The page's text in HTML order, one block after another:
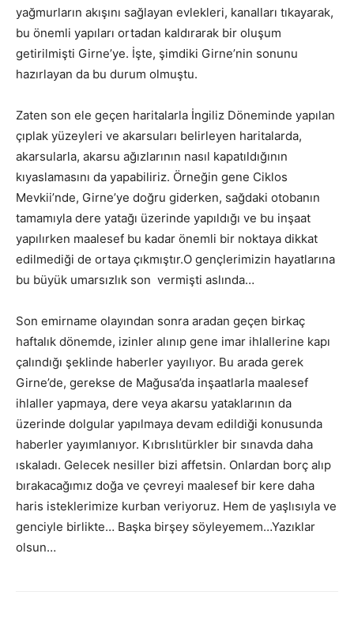
yağmurların akışını sağlayan evlekleri, kanalları tıkayarak,
bu önemli yapıları ortadan kaldırarak bir oluşum
getirilmişti Girne’ye. İşte, şimdiki Girne’nin sonunu
hazırlayan da bu durum olmuştu.
Zaten son ele geçen haritalarla İngiliz Döneminde yapılan
çıplak yüzeyleri ve akarsuları belirleyen haritalarda,
akarsularla, akarsu ağızlarının nasıl kapatıldığının
kıyaslamasını da yapabiliriz. Örneğin gene Ciklos
Mevkii’nde, Girne’ye doğru giderken, sağdaki otobanın
tamamıyla dere yatağı üzerinde yapıldığı ve bu inşaat
yapılırken maalesef bu kadar önemli bir noktaya dikkat
edilmediği de ortaya çıkmıştır.O gençlerimizin hayatlarına
bu büyük umarsızlık son vermişti aslında…
Son emirname olayından sonra aradan geçen birkaç
haftalık dönemde, izinler alınıp gene imar ihlallerine kapı
çalındığı şeklinde haberler yayılıyor. Bu arada gerek
Girne’de, gerekse de Mağusa’da inşaatlarla maalesef
ihlaller yapmaya, dere veya akarsu yataklarının da
üzerinde dolgular yapılmaya devam edildiği konusunda
haberler yayımlanıyor. Kıbrıslıtürkler bir sınavda daha
ıskaladı. Gelecek nesiller bizi affetsin. Onlardan borç alıp
bırakacağımız doğa ve çevreyi maalesef bir kere daha
haris isteklerimize kurban veriyoruz. Hem de yaşlısıyla ve
genciyle birlikte… Başka birşey söyleyemem…Yazıklar
olsun…